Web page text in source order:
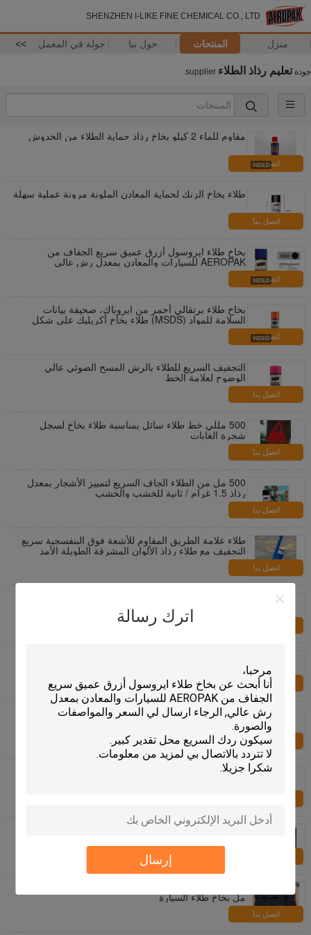
SHENZHEN I-LIKE FINE CHEMICAL CO., LTD
منزل المنتجات حول بنا جولة في المعمل >>
اترك رسالة
إرسال
جودةتعليم رذاذ الطلاء
مقاوم للماء 2 كيلو بخاخ رذاذ حماية الطلاء من الخدوش
اتصل بنا
طلاء بخاخ الزنك لحماية المعادن الملونة مرونة عملية سهلة
اتصل بنا
بخاخ طلاء ايروسول أزرق عميق سريع الجفاف من
AEROPAK للسيارات والمعادن بمعدل رش عالي
اتصل بنا
بخاخ طلاء برتقالي أحمر من ايروباك، صحيفة بيانات
السلامة للمواد (MSDS) طلاء بخاخ أكريليك على شكل
مروحة اتصل بنا
التجفيف السريع للطلاء بالرش المسح الضوئي عالي
الوضوح لعلامة الخط
اتصل بنا
500 مللي خط طلاء سائل بمناسبة طلاء بخاخ لسجل
شجرة الغابات
اتصل بنا
500 مل من الطلاء الجاف السريع لتمييز الأشجار بمعدل
رذاذ 1.5 غرام / ثانية للخشب والخشب
اتصل بنا
طلاء علامة الطريق المقاوم للأشعة فوق البنفسجية سريع
التجفيف مع طلاء رذاذ الألوان المشرقة الطويلة الأمد
اتصل بنا
تلميع لإطارات السيارات
اتصل بنا
منتجات إزالة الغبار عن عجلة السيارة الحمضية الخالية من
الأحماض
اتصل بنا
500 مل منتجات العناية بالسيارات نظرة رطبة لمسة نهائية
طلاء بخاخ مطاطي قابل للنزع غير لامع منخفض المركبات
مل بخاخ طلاء السيارة
اتصل بنا